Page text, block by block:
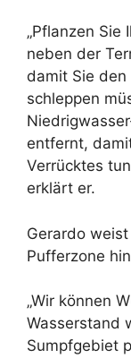
„Pflanzen Sie
neben der
damit Sie
schleppen
entfernt,
Verrücktes
erklärt er.
Gerardo
Pufferzone
„Wir können
Wasserstand
Sumpfgebiet